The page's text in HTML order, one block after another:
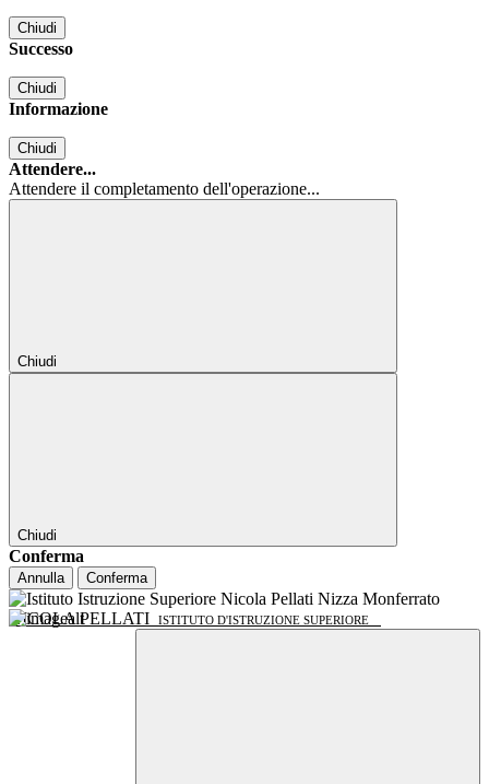
Chiudi
Successo
Chiudi
Informazione
Chiudi
Attendere...
Attendere il completamento dell'operazione...
Chiudi
Chiudi
Conferma
Annulla Conferma
NICOLA PELLATI ISTITUTO D'ISTRUZIONE SUPERIORE